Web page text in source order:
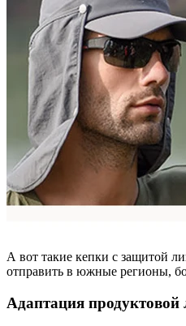
А вот такие кепки с защитой
отправить в южные регионы,
Адаптация продуктовой